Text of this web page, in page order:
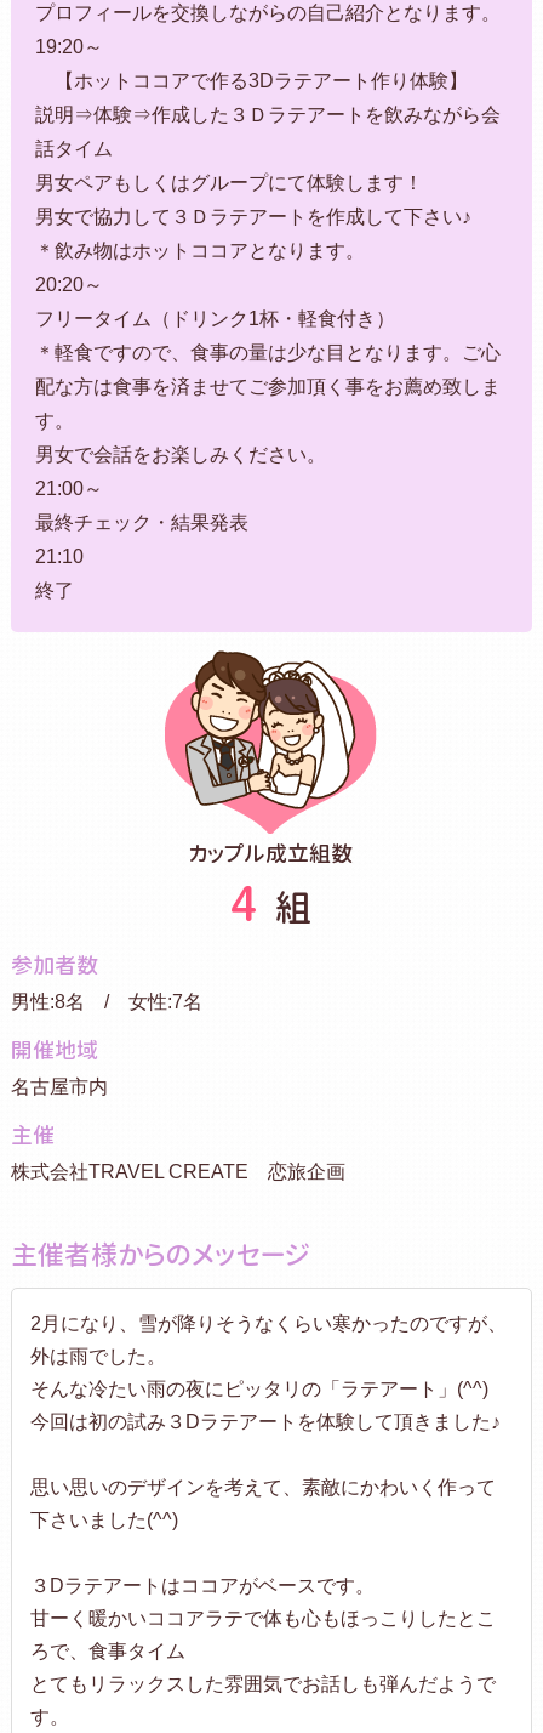
プロフィールを交換しながらの自己紹介となります。
19:20～
【ホットココアで作る3Dラテアート作り体験】
説明⇒体験⇒作成した３Ｄラテアートを飲みながら会
話タイム
男女ペアもしくはグループにて体験します！
男女で協力して３Ｄラテアートを作成して下さい♪
＊飲み物はホットココアとなります。
20:20～
フリータイム（ドリンク1杯・軽食付き）
＊軽食ですので、食事の量は少な目となります。ご心
配な方は食事を済ませてご参加頂く事をお薦め致しま
す。
男女で会話をお楽しみください。
21:00～
最終チェック・結果発表
21:10
終了
カップル成立組数
4 組
参加者数
男性:8名 / 女性:7名
開催地域
名古屋市内
主催
株式会社TRAVEL CREATE 恋旅企画
主催者様からのメッセージ
2月になり、雪が降りそうなくらい寒かったのですが、
外は雨でした。
そんな冷たい雨の夜にピッタリの「ラテアート」(^^)
今回は初の試み３Dラテアートを体験して頂きました♪
思い思いのデザインを考えて、素敵にかわいく作って
下さいました(^^)
３Dラテアートはココアがベースです。
甘ーく暖かいココアラテで体も心もほっこりしたとこ
ろで、食事タイム
とてもリラックスした雰囲気でお話しも弾んだようで
す。